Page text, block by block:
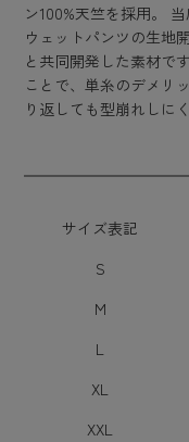
ン100%天竺を採用。
ウェットパンツの生地
と共同開発した素材で
ことで、単糸のデメリ
り返しても型崩れしに
サイズ表記
S
M
L
XL
XXL